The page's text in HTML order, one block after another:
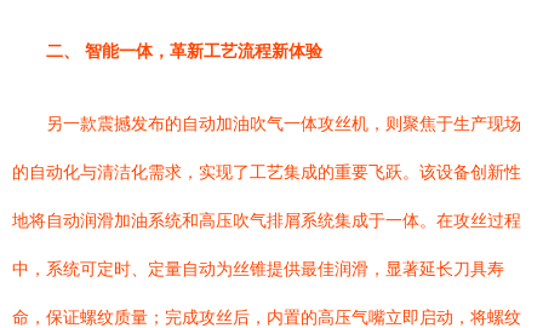
二、 智能一体，革新工艺流程新体验
另一款震撼发布的自动加油吹气一体攻丝机，则聚焦于生产现场
的自动化与清洁化需求，实现了工艺集成的重要飞跃。该设备创新性
地将自动润滑加油系统和高压吹气排屑系统集成于一体。在攻丝过程
中，系统可定时、定量自动为丝锥提供最佳润滑，显著延长刀具寿
命，保证螺纹质量；完成攻丝后，内置的高压气嘴立即启动，将螺纹